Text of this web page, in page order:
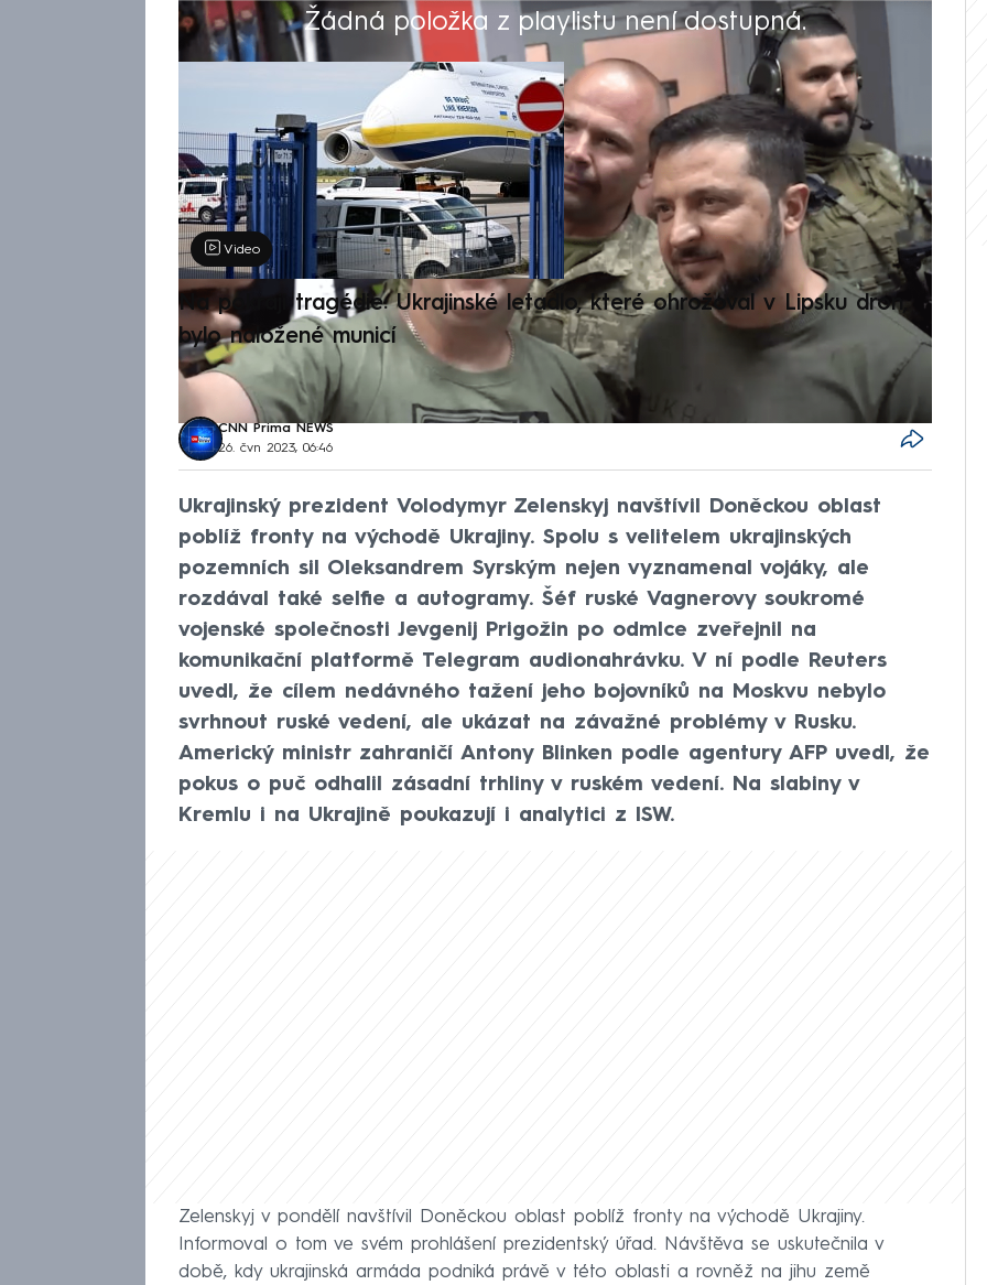
Žádná položka z playlistu není dostupná.
Výběr redakce
Video
Na pokraji tragédie: Ukrajinské letadlo, které ohrožoval v Lipsku dron,
bylo naložené municí
CNN Prima NEWS
26. čvn 2023, 06:46
Ukrajinský prezident Volodymyr Zelenskyj navštívil Doněckou oblast
poblíž fronty na východě Ukrajiny. Spolu s velitelem ukrajinských
pozemních sil Oleksandrem Syrským nejen vyznamenal vojáky, ale
rozdával také selfie a autogramy. Šéf ruské Vagnerovy soukromé
vojenské společnosti Jevgenij Prigožin po odmlce zveřejnil na
komunikační platformě Telegram audionahrávku. V ní podle Reuters
uvedl, že cílem nedávného tažení jeho bojovníků na Moskvu nebylo
svrhnout ruské vedení, ale ukázat na závažné problémy v Rusku.
Americký ministr zahraničí Antony Blinken podle agentury AFP uvedl, že
pokus o puč odhalil zásadní trhliny v ruském vedení. Na slabiny v
Kremlu i na Ukrajině poukazují i analytici z ISW.
Zelenskyj v pondělí navštívil Doněckou oblast poblíž fronty na východě Ukrajiny.
Informoval o tom ve svém prohlášení prezidentský úřad. Návštěva se uskutečnila v
době, kdy ukrajinská armáda podniká právě v této oblasti a rovněž na jihu země